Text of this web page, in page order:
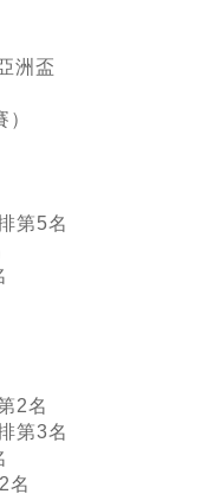
洲盃
第5名
2名
第3名
名